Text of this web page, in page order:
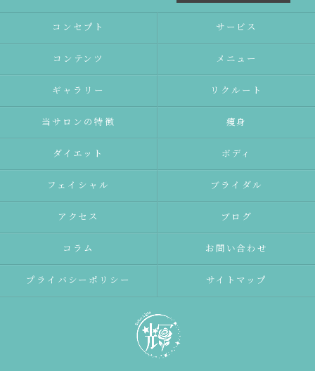
コンセプト サービス
コンテンツ メニュー
ギャラリー リクルート
当サロンの特徴 痩身
ダイエット ボディ
フェイシャル ブライダル
アクセス ブログ
コラム お問い合わせ
プライバシーポリシー サイトマップ